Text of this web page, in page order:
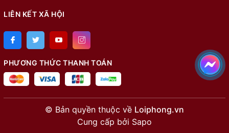
LIÊN KẾT XÃ HỘI
PHƯƠNG THỨC THANH TOÁN
© Bản quyền thuộc về Loiphong.vn
Cung cấp bởi Sapo